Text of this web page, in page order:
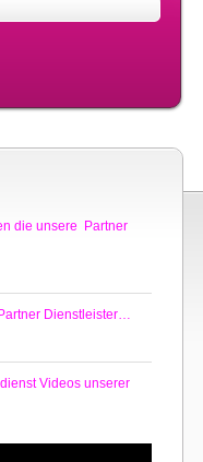
die unsere Partner
Dienstleister…
Videos unserer